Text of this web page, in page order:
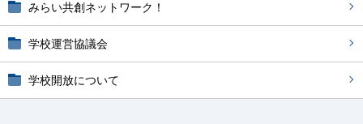
みらい共創ネットワーク！
学校運営協議会
学校開放について